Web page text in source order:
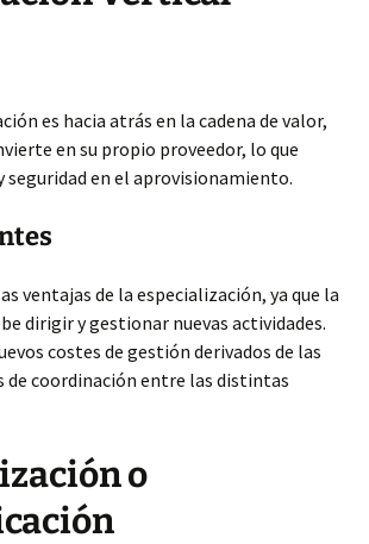
es hacia atrás en la cadena de valor,
en su propio proveedor, lo que
seguridad en el aprovisionamiento.
ventajas de la especialización, ya que la
dirigir y gestionar nuevas actividades.
costes de gestión derivados de las
de coordinación entre las distintas
o